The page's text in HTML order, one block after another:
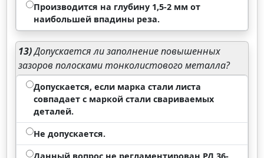
Производится на глубину 1,5-2 мм от
наибольшей впадины реза.
13)Допускается ли заполнение повышенных
зазоров полосками тонколистового металла?
Допускается, если марка стали листа
совпадает с маркой стали свариваемых
деталей.
Не допускается.